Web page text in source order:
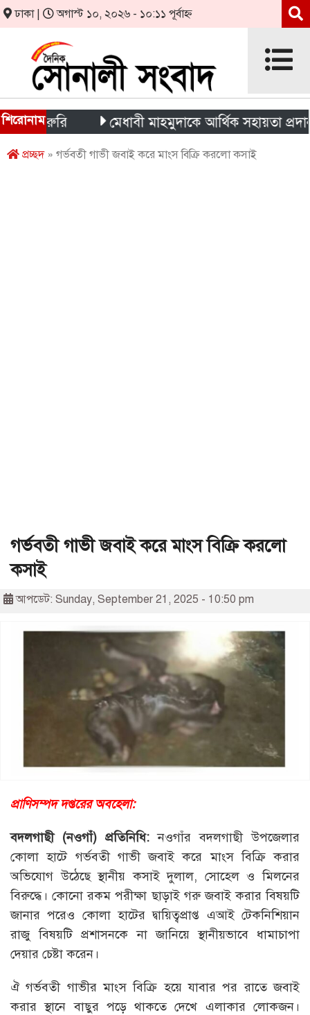
ঢাকা | অগাস্ট ১০, ২০২৬ - ১০:১১ পূর্বাহ্ন
শিরোনাম মেধাবী মাহমুদাকে আর্থিক সহায়তা প্রদান
প্রচ্ছদ» গর্ভবতী গাভী জবাই করে মাংস বিক্রি করলো কসাই
গর্ভবতী গাভী জবাই করে মাংস বিক্রি করলো
কসাই
আপডেট: Sunday, September 21, 2025 - 10:50 pm
প্রাণিসম্পদ দপ্তরের অবহেলা:
বদলগাছী (নওগাঁ) প্রতিনিধি: নওগাঁর বদলগাছী উপজেলার
কোলা হাটে গর্ভবতী গাভী জবাই করে মাংস বিক্রি করার
অভিযোগ উঠেছে স্থানীয় কসাই দুলাল, সোহেল ও মিলনের
বিরুদ্ধে। কোনো রকম পরীক্ষা ছাড়াই গরু জবাই করার বিষয়টি
জানার পরেও কোলা হাটের দ্বায়িত্বপ্রাপ্ত এআই টেকনিশিয়ান
রাজু বিষয়টি প্রশাসনকে না জানিয়ে স্থানীয়ভাবে ধামাচাপা
দেয়ার চেষ্টা করেন।
ঐ গর্ভবতী গাভীর মাংস বিক্রি হয়ে যাবার পর রাতে জবাই
করার স্থানে বাছুর পড়ে থাকতে দেখে এলাকার লোকজন।